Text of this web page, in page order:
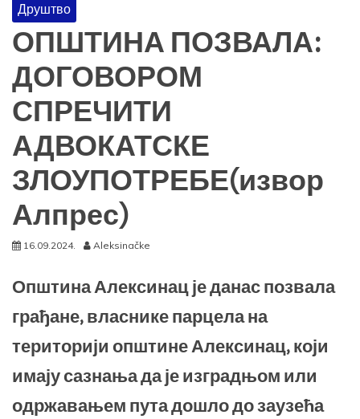
Друштво
ОПШТИНА ПОЗВАЛА:
ДОГОВОРОМ
СПРЕЧИТИ
АДВОКАТСКЕ
ЗЛОУПОТРЕБЕ(извор
Алпрес)
16.09.2024. Aleksinačke
Општина Алексинац је данас позвала
грађане, власнике парцела на
територији општине Алексинац, који
имају сазнања да је изградњом или
одржавањем пута дошло до заузећа